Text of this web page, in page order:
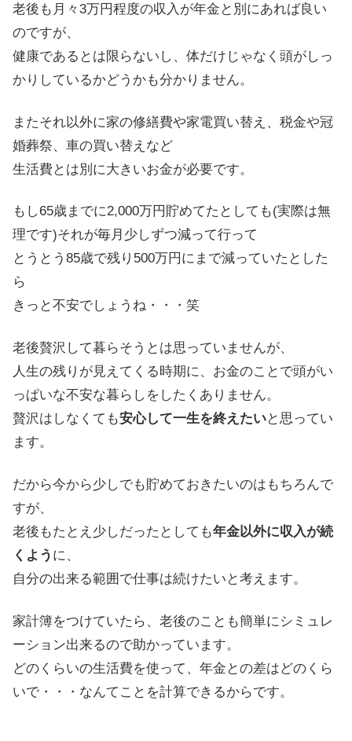
老後も月々3万円程度の収入が年金と別にあれば良い
のですが、
健康であるとは限らないし、体だけじゃなく頭がしっ
かりしているかどうかも分かりません。
またそれ以外に家の修繕費や家電買い替え、税金や冠
婚葬祭、車の買い替えなど
生活費とは別に大きいお金が必要です。
もし65歳までに2,000万円貯めてたとしても(実際は無
理です)それが毎月少しずつ減って行って
とうとう85歳で残り500万円にまで減っていたとした
ら
きっと不安でしょうね・・・笑
老後贅沢して暮らそうとは思っていませんが、
人生の残りが見えてくる時期に、お金のことで頭がい
っぱいな不安な暮らしをしたくありません。
贅沢はしなくても安心して一生を終えたいと思ってい
ます。
だから今から少しでも貯めておきたいのはもちろんで
すが、
老後もたとえ少しだったとしても年金以外に収入が続
くよう に、
自分の出来る範囲で仕事は続けたいと考えます。
家計簿をつけていたら、老後のことも簡単にシミュレ
ーション出来るので助かっています。
どのくらいの生活費を使って、年金との差はどのくら
いで・・・なんてことを計算できるからです。